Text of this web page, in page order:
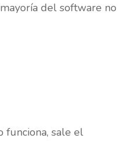
del software no
funciona, sale el